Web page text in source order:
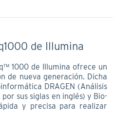
de Illumina
1000 de Illumina ofrece un
de nueva generación. Dicha
DRAGEN (Análisis
sus siglas en inglés) y Bio-
y precisa para realizar